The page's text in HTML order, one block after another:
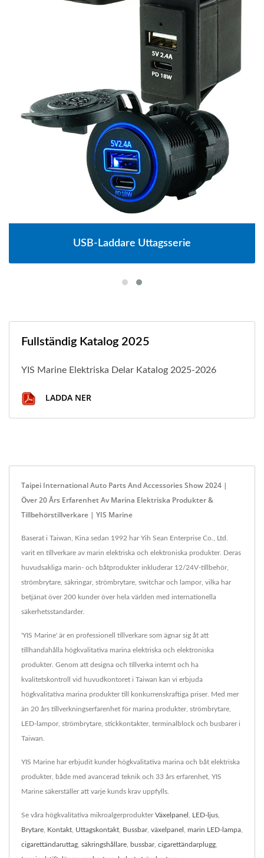
USB-Laddare Uttagsserie
Fullständig Katalog 2025
YIS Marine Elektriska Delar Katalog 2025-2026
LADDA NER
Taipei International Auto Parts And Accessories Show 2024 |
Över 20 Års Erfarenhet Av Marina Elektriska Produkter &
Tillbehörstillverkare | YIS Marine
Baserat i Taiwan, Kina sedan 1992 har Yih Sean Enterprise Co., Ltd.
varit en tillverkare av marin elektriska och elektroniska produkter. Deras
huvudsakliga marin- och båtprodukter inkluderar 12/24V-tillbehör,
strömbrytare, säkringar, strömbrytare, switchar och lampor, vilka har
betjänat över 200 kunder över hela världen med internationella
säkerhetsstandarder.
'YIS Marine' är en professionell tillverkare som ägnar sig åt att
tillhandahålla högkvalitativa marina elektriska och elektroniska
produkter. Genom att designa och tillverka internt och ha
kvalitetskontroll vid huvudkontoret i Taiwan kan vi erbjuda
högkvalitativa marina produkter till konkurrenskraftiga priser. Med mer
än 20 års tillverkningserfarenhet för marina produkter, strömbrytare,
LED-lampor, strömbrytare, stickkontakter, terminalblock och busbarer i
Taiwan.
YIS Marine har erbjudit kunder högkvalitativa marina och båt elektriska
produkter, både med avancerad teknik och 33 års erfarenhet, YIS
Marine säkerställer att varje kunds krav uppfylls.
Se våra högkvalitativa mikroalgerprodukterVäxelpanel LED-ljus
Brytare Kontakt Uttagskontakt Bussbar, växelpanel marin LED-lampa
cigarettändaruttag säkringshållare bussbar, cigarettändarplugg